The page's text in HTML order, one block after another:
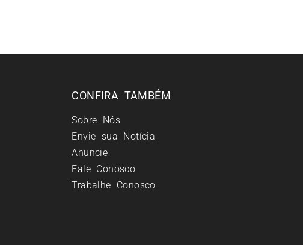
CONFIRA TAMBÉM
Sobre Nós
Envie sua Notícia
Anuncie
Fale Conosco
Trabalhe Conosco